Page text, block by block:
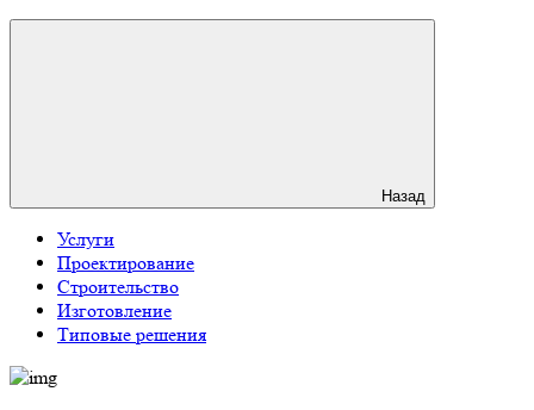
Назад
Услуги
Проектирование
Строительство
Изготовление
Типовые решения